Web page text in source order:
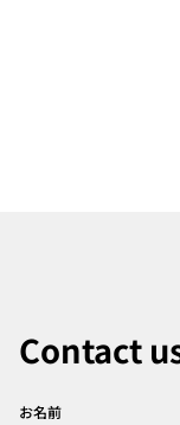
お名前
Contact